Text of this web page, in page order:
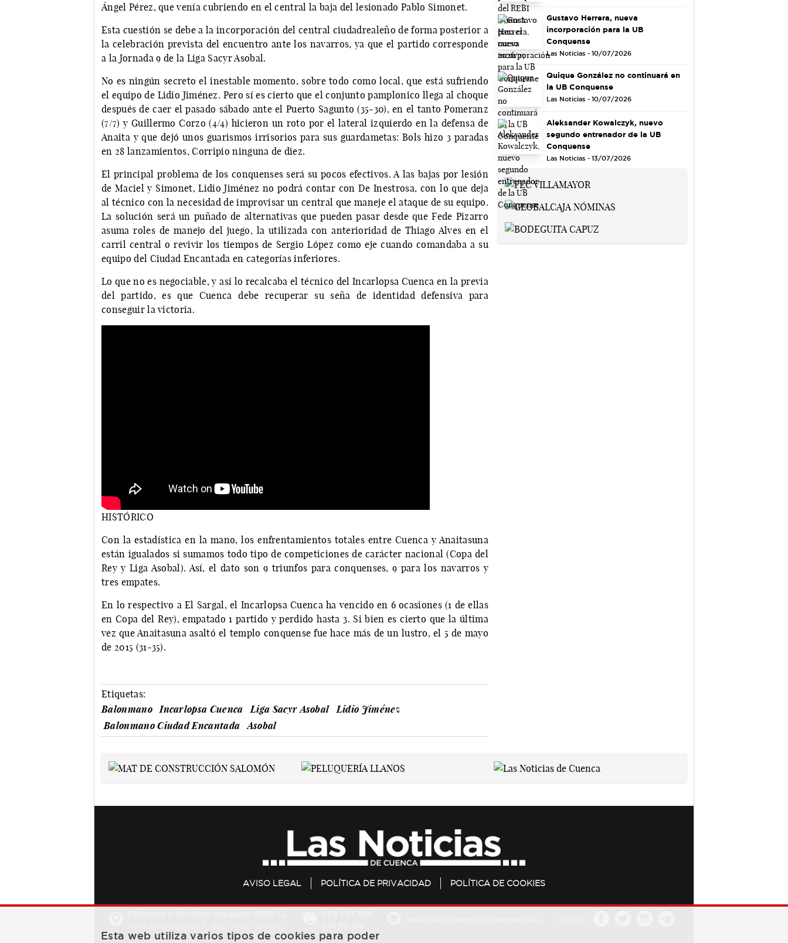
Ángel Pérez, que venía cubriendo en el central la baja del lesionado Pablo Simonet.
Esta cuestión se debe a la incorporación del central ciudadrealeño de forma posterior a
la celebración prevista del encuentro ante los navarros, ya que el partido corresponde
a la Jornada 9 de la Liga Sacyr Asobal.
No es ningún secreto el inestable momento, sobre todo como local, que está sufriendo
el equipo de Lidio Jiménez. Pero sí es cierto que el conjunto pamplonico llega al choque
después de caer el pasado sábado ante el Puerto Sagunto (35-30), en el tanto Pomeranz
(7/7) y Guillermo Corzo (4/4) hicieron un roto por el lateral izquierdo en la defensa de
Anaita y que dejó unos guarismos irrisorios para sus guardametas: Bols hizo 3 paradas
en 28 lanzamientos, Corripio ninguna de diez.
El principal problema de los conquenses será su pocos efectivos. A las bajas por lesión
de Maciel y Simonet, Lidio Jiménez no podrá contar con De Inestrosa, con lo que deja
al técnico con la necesidad de improvisar un central que maneje el ataque de su equipo.
La solución será un puñado de alternativas que pueden pasar desde que Fede Pizarro
asuma roles de manejo del juego, la utilizada con anterioridad de Thiago Alves en el
carril central o revivir los tiempos de Sergio López como eje cuando comandaba a su
equipo del Ciudad Encantada en categorías inferiores.
Lo que no es negociable, y así lo recalcaba el técnico del Incarlopsa Cuenca en la previa
del partido, es que Cuenca debe recuperar su seña de identidad defensiva para
conseguir la victoria.
HISTÓRICO
Con la estadística en la mano, los enfrentamientos totales entre Cuenca y Anaitasuna
están igualados si sumamos todo tipo de competiciones de carácter nacional (Copa del
Rey y Liga Asobal). Así, el dato son 9 triunfos para conquenses, 9 para los navarros y
tres empates.
En lo respectivo a El Sargal, el Incarlopsa Cuenca ha vencido en 6 ocasiones (1 de ellas
en Copa del Rey), empatado 1 partido y perdido hasta 3. Si bien es cierto que la última
vez que Anaitasuna asaltó el templo conquense fue hace más de un lustro, el 5 de mayo
de 2015 (31-35).
Etiquetas:
Balonmano
Incarlopsa Cuenca Liga Sacyr Asobal
Lidio Jiménez
Balonmano Ciudad Encantada
Asobal
Gustavo Herrera, nueva
incorporación para la UB
Conquense
Las Noticias - 10/07/2026
Quique González no continuará en
la UB Conquense
Las Noticias - 10/07/2026
Aleksander Kowalczyk, nuevo
segundo entrenador de la UB
Conquense
Las Noticias - 13/07/2026
AVISO LEGAL POLÍTICA DE PRIVACIDAD POLÍTICA DE COOKIES
Esta web utiliza varios tipos de cookies para poder